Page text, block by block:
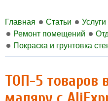
Главная Статьи
Ремонт помещений
Покраска и грунтовка
ТОП-5 товаров